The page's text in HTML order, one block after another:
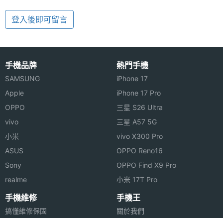
登入後即可留言
手機品牌
SAMSUNG
Apple
OPPO
vivo
小米
ASUS
Sony
realme
熱門手機
iPhone 17
iPhone 17 Pro
三星 S26 Ultra
三星 A57 5G
vivo X300 Pro
OPPO Reno16
OPPO Find X9 Pro
小米 17T Pro
手機維修
搞懂維修保固
手機王
關於我們